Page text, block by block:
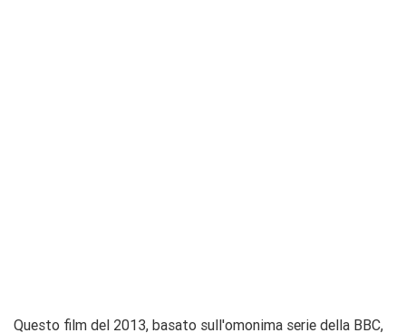
Questo film del 2013, basato sull'omonima serie della BBC,